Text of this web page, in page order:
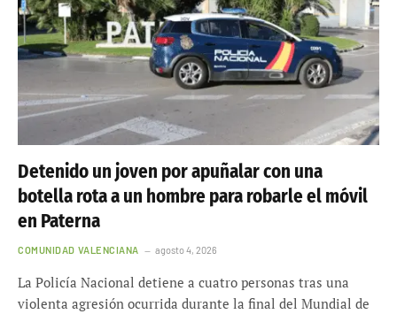
Detenido un joven por apuñalar con una
botella rota a un hombre para robarle el móvil
en Paterna
COMUNIDAD VALENCIANA agosto 4, 2026
La Policía Nacional detiene a cuatro personas tras una
violenta agresión ocurrida durante la final del Mundial de